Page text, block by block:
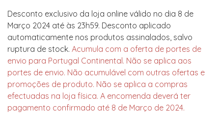
Desconto exclusivo da loja online válido no dia 8 de
Março 2024 até às 23h59. Desconto aplicado
automaticamente nos produtos assinalados, salvo
ruptura de stock. Acumula com a oferta de portes de
envio para Portugal Continental. Não se aplica aos
portes de envio. Não acumulável com outras ofertas e
promoções de produto. Não se aplica a compras
efectuadas na loja física. A encomenda deverá ter
pagamento confirmado até 8 de Março de 2024.